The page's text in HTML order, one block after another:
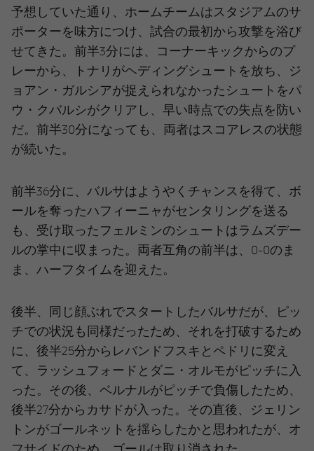
予想していた通り、ホームチームはスタジアムのサ
ポーターを味方につけ、試合の最初から攻撃を浴び
せてきた。前半3分には、コーナーキックからのプ
レーから、トナリがヘディングシュートを放ち、ジ
ョアン・ガルシアが捉えられなかったシュートをパ
ウ・クバルシがクリアし、早い時点での失点を防い
だ。前半30分になっても、両者はスコアレスの状態
が続いた。
前半36分に、バルサはようやくチャンスを得て、ボ
ールを奪ったハフィーニャがセンタリングを送る
も、受け取ったフェルミンのシュートはラムズデー
ルの掌中に収まった。両者互角の前半は、0-0のま
ま、ハーフタイムを迎えた。
後半、同じ顔ぶれでスタートしたバルサだが、ピッ
チでの状況も同様だったため、それを打破するため
に、後半25分からレバンドフスキとペドリに変え
て、ラッシュフォードとダニ・オルモがピッチに入
った。その後、ベルナルがピッチで負傷したため、
後半27分からカサドが入った。その直後、ジェリン
トンがゴールネットを揺らしたかと思われたが、オ